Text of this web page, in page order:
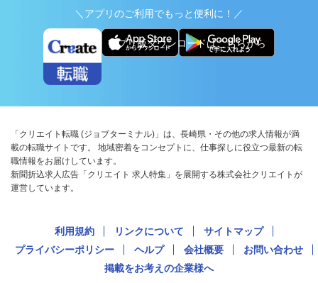
＼アプリのご利用でもっと便利に！／
アプリ版ダウンロードはこちらから
「クリエイト転職 (ジョブターミナル)」は、長崎県・その他の求人情報が満
載の転職サイトです。 地域密着をコンセプトに、仕事探しに役立つ最新の転
職情報をお届けしています。
新聞折込求人広告「クリエイト 求人特集」を展開する株式会社クリエイトが
運営しています。
利用規約 リンクについて
サイトマップ
プライバシーポリシー
ヘルプ 会社概要
お問い合わせ
掲載をお考えの企業様へ